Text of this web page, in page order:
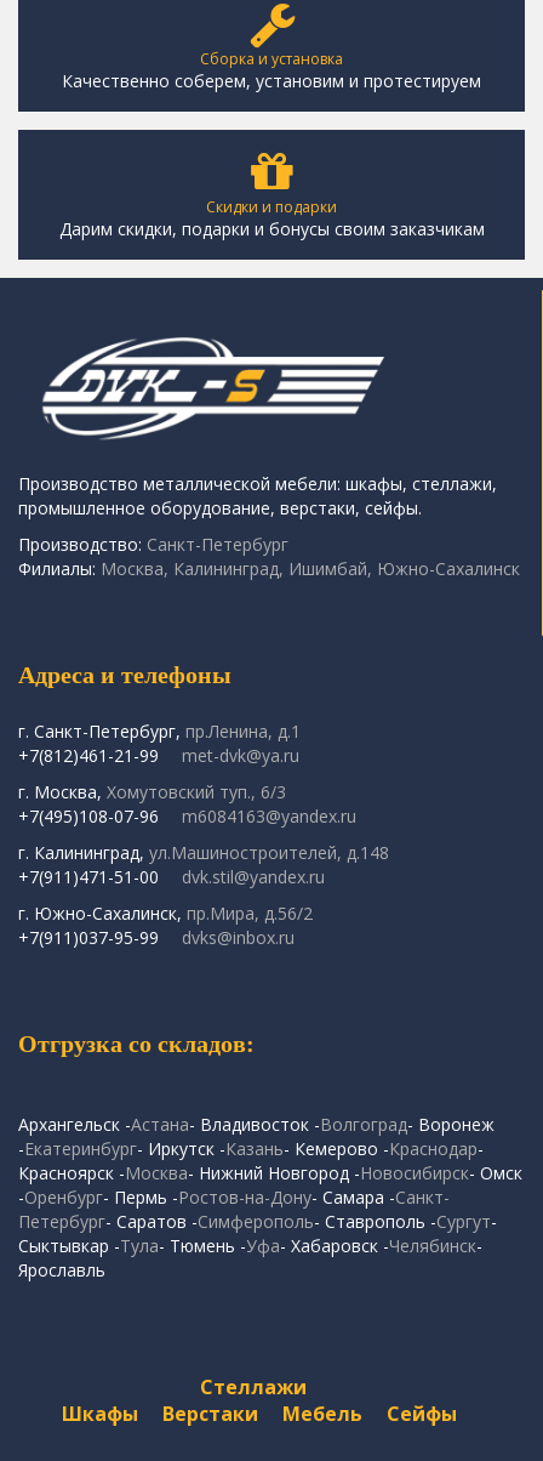
Сборка и установка
Качественно соберем, установим и протестируем
Скидки и подарки
Дарим скидки, подарки и бонусы своим заказчикам
Производство металлической мебели: шкафы, стеллажи,
промышленное оборудование, верстаки, сейфы.
Производство: Санкт-Петербург
Филиалы: Москва, Калининград, Ишимбай, Южно-Сахалинск
Адреса и телефоны
г. Санкт-Петербург, пр.Ленина, д.1
+7(812)461-21-99
met-dvk@ya.ru
г. Москва, Хомутовский туп., 6/3
+7(495)108-07-96
m6084163@yandex.ru
г. Калининград, ул.Машиностроителей, д.148
+7(911)471-51-00
dvk.stil@yandex.ru
г. Южно-Сахалинск, пр.Мира, д.56/2
+7(911)037-95-99
dvks@inbox.ru
Отгрузка со складов:
Архангельск -Астана- Владивосток -Волгоград- Воронеж
-Екатеринбург- Иркутск -Казань- Кемерово -Краснодар-
Красноярск -Москва- Нижний Новгород -Новосибирск- Омск
-Оренбург- Пермь -Ростов-на-Дону- Самара -Санкт-
Петербург- Саратов -Симферополь- Ставрополь -Сургут-
Сыктывкар -Тула- Тюмень -Уфа- Хабаровск -Челябинск-
Ярославль
Стеллажи
Шкафы
Верстаки Мебель Сейфы